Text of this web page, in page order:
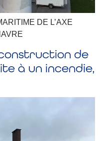
DE L’AXE
de
à un incendie,